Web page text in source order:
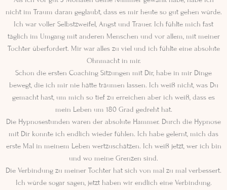
nicht im Traum daran geglaubt, dass es mir heute so gut gehen würde.
Ich war voller Selbstzweifel, Angst und Trauer. Ich fühlte mich fast
täglich im Umgang mit anderen Menschen und vor allem, mit meiner
Tochter überfordert. Mir war alles zu viel und ich fühlte eine absolute
Ohnmacht in mir.
Schon die ersten Coaching Sitzungen mit Dir, habe in mir Dinge
bewegt, die ich mir nie hätte träumen lassen. Ich weiß nicht, was Du
gemacht hast, um mich so tief zu erreichen aber ich weiß, dass es
mein Leben um 180 Grad gedreht hat.
Die Hypnosestunden waren der absolute Hammer. Durch die Hypnose
mit Dir konnte ich endlich wieder fühlen. Ich habe gelernt, mich das
erste Mal in meinem Leben wertzuschätzen. Ich weiß jetzt, wer ich bin
und wo meine Grenzen sind.
Die Verbindung zu meiner Tochter hat sich von mal zu mal verbessert.
Ich würde sogar sagen, jetzt haben wir endlich eine Verbindung.